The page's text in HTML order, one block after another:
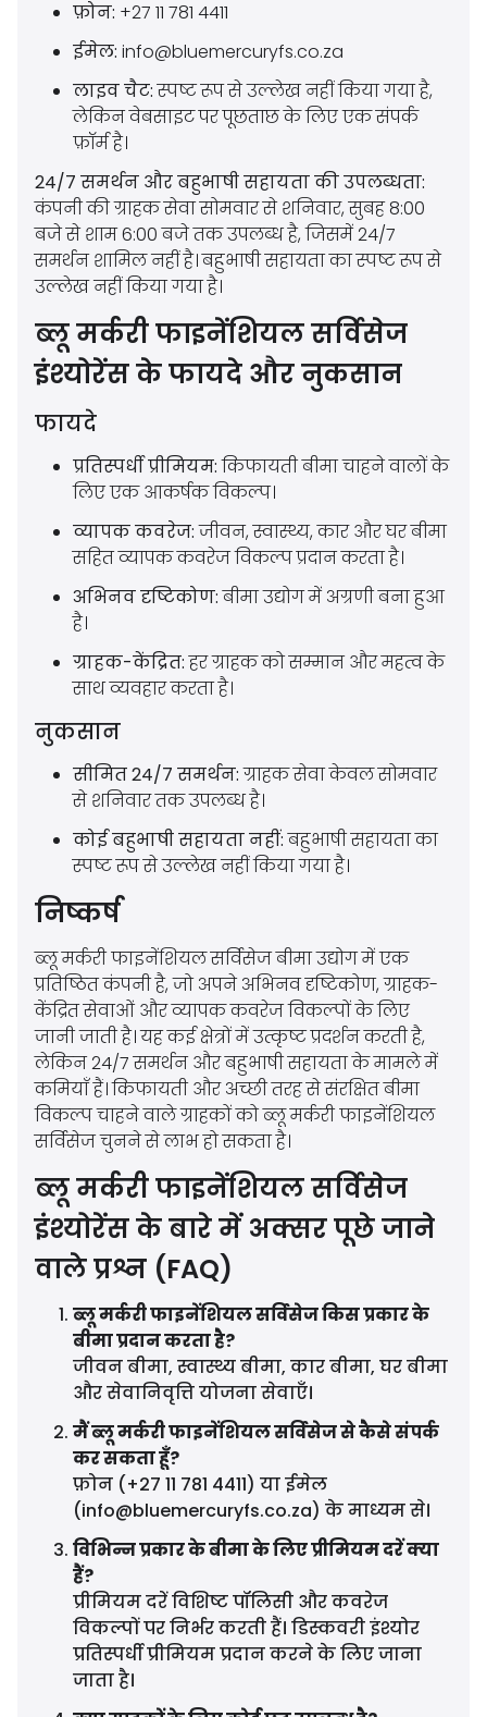
फ़ोन: +27 11 781 4411
ईमेल: info@bluemercuryfs.co.za
लाइव चैट:स्पष्ट रूप से उल्लेख नहीं किया गया है,
लेकिन वेबसाइट पर पूछताछ के लिए एक संपर्क
फ़ॉर्म है।
24/7 समर्थन और बहुभाषी सहायता की उपलब्धता:
कंपनी की ग्राहक सेवा सोमवार से शनिवार, सुबह 8:00
बजे से शाम 6:00 बजे तक उपलब्ध है, जिसमें 24/7
समर्थन शामिल नहीं है। बहुभाषी सहायता का स्पष्ट रूप से
उल्लेख नहीं किया गया है।
ब्लू मर्करी फाइनेंशियल सर्विसेज
इंश्योरेंस के फायदे और नुकसान
फायदे
प्रतिस्पर्धी प्रीमियम:किफायती बीमा चाहने वालों के
लिए एक आकर्षक विकल्प।
व्यापक कवरेज:जीवन, स्वास्थ्य, कार और घर बीमा
सहित व्यापक कवरेज विकल्प प्रदान करता है।
अभिनव दृष्टिकोण:बीमा उद्योग में अग्रणी बना हुआ
है।
ग्राहक-केंद्रित:हर ग्राहक को सम्मान और महत्व के
साथ व्यवहार करता है।
नुकसान
सीमित 24/7 समर्थन:ग्राहक सेवा केवल सोमवार
से शनिवार तक उपलब्ध है।
कोई बहुभाषी सहायता नहीं:बहुभाषी सहायता का
स्पष्ट रूप से उल्लेख नहीं किया गया है।
निष्कर्ष
ब्लू मर्करी फाइनेंशियल सर्विसेज बीमा उद्योग में एक
प्रतिष्ठित कंपनी है, जो अपने अभिनव दृष्टिकोण, ग्राहक-
केंद्रित सेवाओं और व्यापक कवरेज विकल्पों के लिए
जानी जाती है। यह कई क्षेत्रों में उत्कृष्ट प्रदर्शन करती है,
लेकिन 24/7 समर्थन और बहुभाषी सहायता के मामले में
कमियाँ हैं। किफायती और अच्छी तरह से संरक्षित बीमा
विकल्प चाहने वाले ग्राहकों को ब्लू मर्करी फाइनेंशियल
सर्विसेज चुनने से लाभ हो सकता है।
ब्लू मर्करी फाइनेंशियल सर्विसेज
इंश्योरेंस के बारे में अक्सर पूछे जाने
वाले प्रश्न (FAQ)
ब्लू मर्करी फाइनेंशियल सर्विसेज किस प्रकार के
बीमा प्रदान करता है?
जीवन बीमा, स्वास्थ्य बीमा, कार बीमा, घर बीमा
और सेवानिवृत्ति योजना सेवाएँ।
मैं ब्लू मर्करी फाइनेंशियल सर्विसेज से कैसे संपर्क
कर सकता हूँ?
फ़ोन (+27 11 781 4411) या ईमेल
(info@bluemercuryfs.co.za) के माध्यम से।
विभिन्न प्रकार के बीमा के लिए प्रीमियम दरें क्या
हैं?
प्रीमियम दरें विशिष्ट पॉलिसी और कवरेज
विकल्पों पर निर्भर करती हैं। डिस्कवरी इंश्योर
प्रतिस्पर्धी प्रीमियम प्रदान करने के लिए जाना
जाता है।